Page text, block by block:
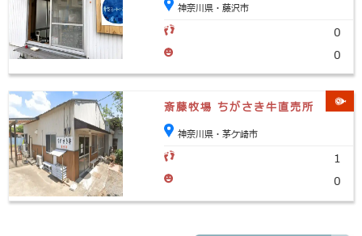
神奈川県・藤沢市
0
0
斎藤牧場 ちがさき牛直売所
神奈川県・茅ケ崎市
1
0